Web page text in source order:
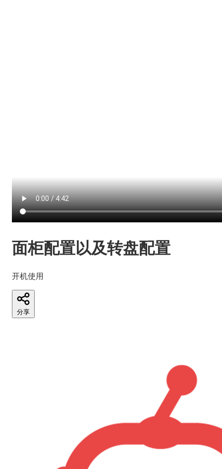
面柜配置以及转盘配置
开机使用
分享